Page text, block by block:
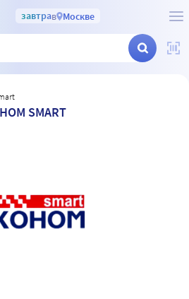
завтрав Москве
SMART